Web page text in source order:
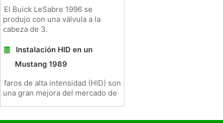
El Buick LeSabre 1996 se
produjo con una válvula a la
cabeza de 3.
Instalación HID en un
Mustang 1989
faros de alta intensidad (HID) son
una gran mejora del mercado de